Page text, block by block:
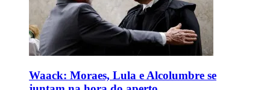
Waack: Moraes, Lula e Alcolumbre se